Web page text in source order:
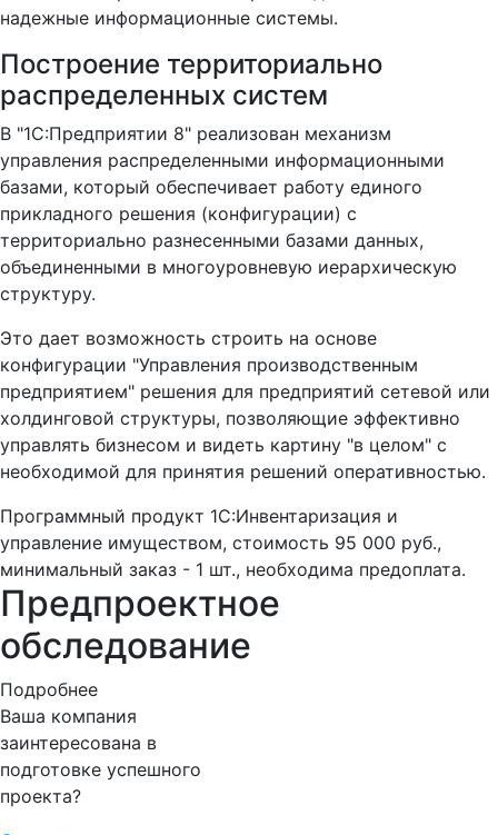
надежные информационные системы.
Построение территориально
распределенных систем
В "1С:Предприятии 8" реализован механизм
управления распределенными информационными
базами, который обеспечивает работу единого
прикладного решения (конфигурации) с
территориально разнесенными базами данных,
объединенными в многоуровневую иерархическую
структуру.
Это дает возможность строить на основе
конфигурации "Управления производственным
предприятием" решения для предприятий сетевой или
холдинговой структуры, позволяющие эффективно
управлять бизнесом и видеть картину "в целом" с
необходимой для принятия решений оперативностью.
Программный продукт 1С:Инвентаризация и
управление имуществом, стоимость 95 000 руб.,
минимальный заказ - 1 шт., необходима предоплата.
Предпроектное
обследование
Подробнее
Ваша компания
заинтересована в
подготовке успешного
проекта?